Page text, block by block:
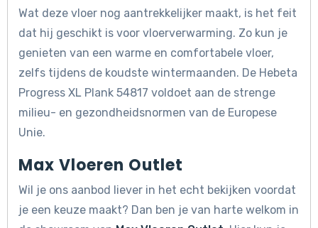
Wat deze vloer nog aantrekkelijker maakt, is het feit
dat hij geschikt is voor vloerverwarming. Zo kun je
genieten van een warme en comfortabele vloer,
zelfs tijdens de koudste wintermaanden. De Hebeta
Progress XL Plank 54817 voldoet aan de strenge
milieu- en gezondheidsnormen van de Europese
Unie.
Max Vloeren Outlet
Wil je ons aanbod liever in het echt bekijken voordat
je een keuze maakt? Dan ben je van harte welkom in